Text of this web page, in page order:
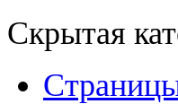
Скрытая